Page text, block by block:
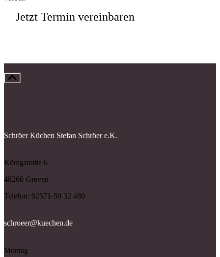
Jetzt Termin vereinbaren
Schröer Küchen Stefan Schröer e.K.
Königstraße 6
48268 Greven
Telefon: 02571-50 32 480
schroeer@kuechen.de
Montag